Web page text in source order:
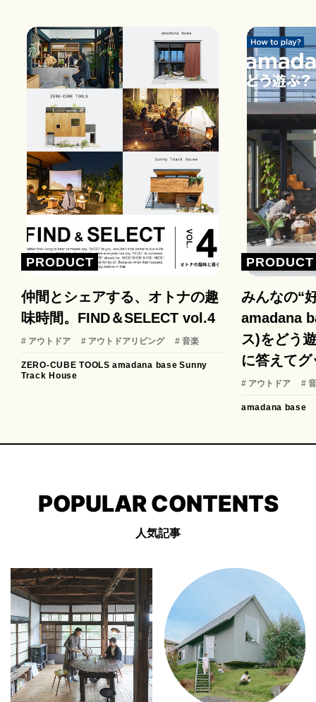
PRODUCT
仲間とシェアする、オトナの趣
味時間。FIND＆SELECT vol.4
# アウトドア # アウトドアリビング # 音楽
ZERO-CUBE TOOLS amadana base Sunny
Track House
PRODUCT
みんなの“
amadana
ス)をどう
に答えて
# アウトドア #
amadana base
POPULAR CONTENTS
人気記事